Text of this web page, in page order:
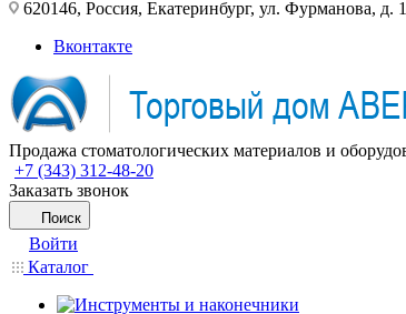
620146, Россия, Екатеринбург, ул. Фурманова, д.
Вконтакте
Продажа стоматологических материалов и
+7 (343) 312-48-20
Заказать звонок
Поиск
Войти
Каталог